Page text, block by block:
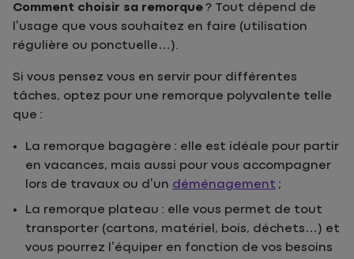
Comment choisir sa remorque? Tout dépend de
l’usage que vous souhaitez en faire (utilisation
régulière ou ponctuelle…).
Si vous pensez vous en servir pour différentes
tâches, optez pour une remorque polyvalente telle
que :
La remorque bagagère : elle est idéale pour partir
en vacances, mais aussi pour vous accompagner
lors de travaux ou d’un déménagement ;
La remorque plateau : elle vous permet de tout
transporter (cartons, matériel, bois, déchets…) et
vous pourrez l’équiper en fonction de vos besoins